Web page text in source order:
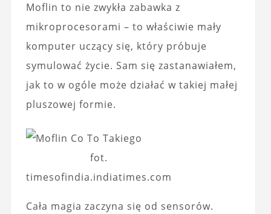
Moflin to nie zwykła zabawka z
mikroprocesorami – to właściwie mały
komputer uczący się, który próbuje
symulować życie. Sam się zastanawiałem,
jak to w ogóle może działać w takiej małej
pluszowej formie.
fot.
timesofindia.indiatimes.com
Cała magia zaczyna się od sensorów.